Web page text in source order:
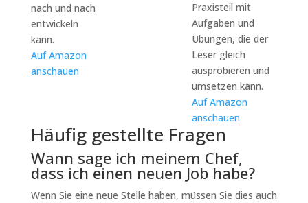
nach und nach
entwickeln
kann.
Auf Amazon
anschauen
Praxisteil mit
Aufgaben und
Übungen, die der
Leser gleich
ausprobieren und
umsetzen kann.
Auf Amazon
anschauen
Häufig gestellte Fragen
Wann sage ich meinem Chef,
dass ich einen neuen Job habe?
Wenn Sie eine neue Stelle haben, müssen Sie dies auch